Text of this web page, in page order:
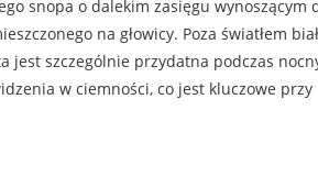
snopa o dalekim zasięgu wynoszącym
na głowicy. Poza światłem
jest szczególnie przydatna podczas
w ciemności, co jest kluczowe przy